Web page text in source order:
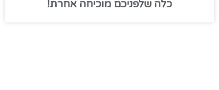
כלה שלפניכם מוכיחה אחרת!